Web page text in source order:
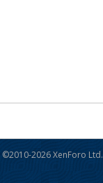
©2010-2026 XenForo Ltd.